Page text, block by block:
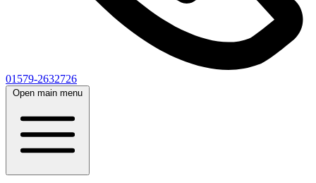
01579-2632726
Open main menu